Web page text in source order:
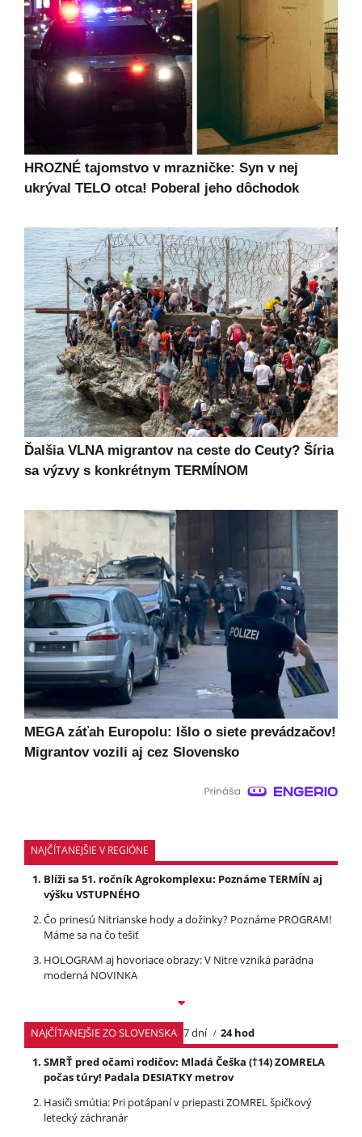
HROZNÉ tajomstvo v mrazničke: Syn v nej
ukrýval TELO otca! Poberal jeho dôchodok
Ďalšia VLNA migrantov na ceste do Ceuty? Šíria
sa výzvy s konkrétnym TERMÍNOM
MEGA záťah Europolu: Išlo o siete prevádzačov!
Migrantov vozili aj cez Slovensko
NAJČÍTANEJŠIE V REGIÓNE
Blíži sa 51. ročník Agrokomplexu: Poznáme TERMÍN aj
výšku VSTUPNÉHO
Čo prinesú Nitrianske hody a dožinky? Poznáme PROGRAM!
Máme sa na čo tešiť
HOLOGRAM aj hovoriace obrazy: V Nitre vzniká parádna
moderná NOVINKA
NAJČÍTANEJŠIE ZO SLOVENSKA 7 dní
24 hod
SMRŤ pred očami rodičov: Mladá Češka (†14) ZOMRELA
počas túry! Padala DESIATKY metrov
Hasiči smútia: Pri potápaní v priepasti ZOMREL špičkový
letecký záchranár